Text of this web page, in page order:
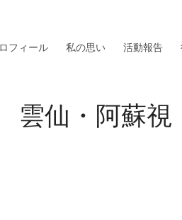
フィール 私の思い 活動報告
雲仙・阿蘇視